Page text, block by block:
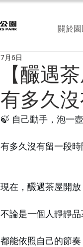
關於
【釅遇
有多久
7月6日
🍃 自己動手，泡一
有多久沒有留一段
現在，釅遇茶屋開
不論是一個人靜靜
都能依照自己的節